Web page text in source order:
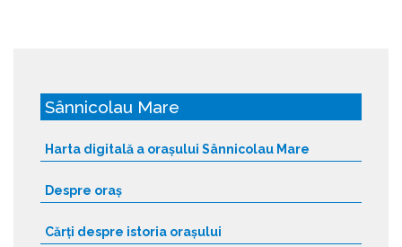
Sânnicolau Mare
Harta digitală a orașului Sânnicolau Mare
Despre oraș
Cărți despre istoria orașului